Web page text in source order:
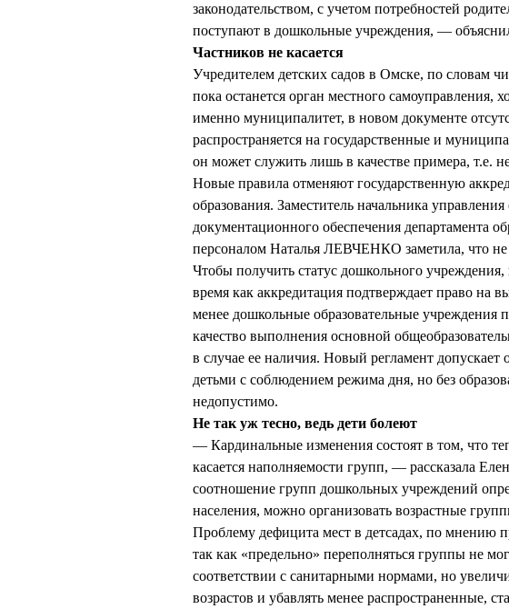
законодательством, с учетом потребностей
поступают в дошкольные учреждения, —
Частников не касается
Учредителем детских садов в Омске, по словам
пока останется орган местного самоуправления,
именно муниципалитет, в новом документе
распространяется на государственные и
он может служить лишь в качестве примера, т.е.
Новые правила отменяют государственную
образования. Заместитель начальника
документационного обеспечения департамента
персоналом Наталья ЛЕВЧЕНКО заметила, что не
Чтобы получить статус дошкольного
время как аккредитация подтверждает право на
менее дошкольные образовательные учреждения
качество выполнения основной
в случае ее наличия. Новый регламент
детьми с соблюдением режима дня, но без
недопустимо.
Не так уж тесно, ведь дети болеют
— Кардинальные изменения состоят в том, что
касается наполняемости групп, — рассказала
соотношение групп дошкольных учреждений
населения, можно организовать возрастные
Проблему дефицита мест в детсадах, по мнению
так как «предельно» переполняться группы не
соответствии с санитарными нормами, но
возрастов и убавлять менее распространенные,